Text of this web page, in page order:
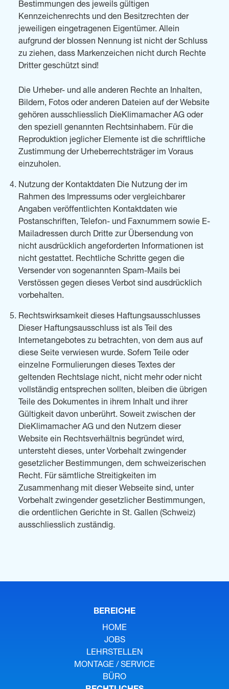
Bestimmungen des jeweils gültigen
Kennzeichenrechts und den Besitzrechten der
jeweiligen eingetragenen Eigentümer. Allein
aufgrund der blossen Nennung ist nicht der Schluss
zu ziehen, dass Markenzeichen nicht durch Rechte
Dritter geschützt sind!
Die Urheber- und alle anderen Rechte an Inhalten,
Bildern, Fotos oder anderen Dateien auf der Website
gehören ausschliesslich DieKlimamacher AG oder
den speziell genannten Rechtsinhabern. Für die
Reproduktion jeglicher Elemente ist die schriftliche
Zustimmung der Urheberrechtsträger im Voraus
einzuholen.
Nutzung der Kontaktdaten Die Nutzung der im
Rahmen des Impressums oder vergleichbarer
Angaben veröffentlichten Kontaktdaten wie
Postanschriften, Telefon- und Faxnummern sowie E-
Mailadressen durch Dritte zur Übersendung von
nicht ausdrücklich angeforderten Informationen ist
nicht gestattet. Rechtliche Schritte gegen die
Versender von sogenannten Spam-Mails bei
Verstössen gegen dieses Verbot sind ausdrücklich
vorbehalten.
Rechtswirksamkeit dieses Haftungsausschlusses
Dieser Haftungsausschluss ist als Teil des
Internetangebotes zu betrachten, von dem aus auf
diese Seite verwiesen wurde. Sofern Teile oder
einzelne Formulierungen dieses Textes der
geltenden Rechtslage nicht, nicht mehr oder nicht
vollständig entsprechen sollten, bleiben die übrigen
Teile des Dokumentes in ihrem Inhalt und ihrer
Gültigkeit davon unberührt. Soweit zwischen der
DieKlimamacher AG und den Nutzern dieser
Website ein Rechtsverhältnis begründet wird,
untersteht dieses, unter Vorbehalt zwingender
gesetzlicher Bestimmungen, dem schweizerischen
Recht. Für sämtliche Streitigkeiten im
Zusammenhang mit dieser Webseite sind, unter
Vorbehalt zwingender gesetzlicher Bestimmungen,
die ordentlichen Gerichte in St. Gallen (Schweiz)
ausschliesslich zuständig.
BEREICHE
HOME
JOBS
LEHRSTELLEN
MONTAGE / SERVICE
BÜRO